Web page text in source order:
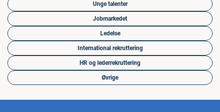
Unge talenter
Jobmarkedet
Ledelse
International rekruttering
HR og lederrekruttering
Øvrige